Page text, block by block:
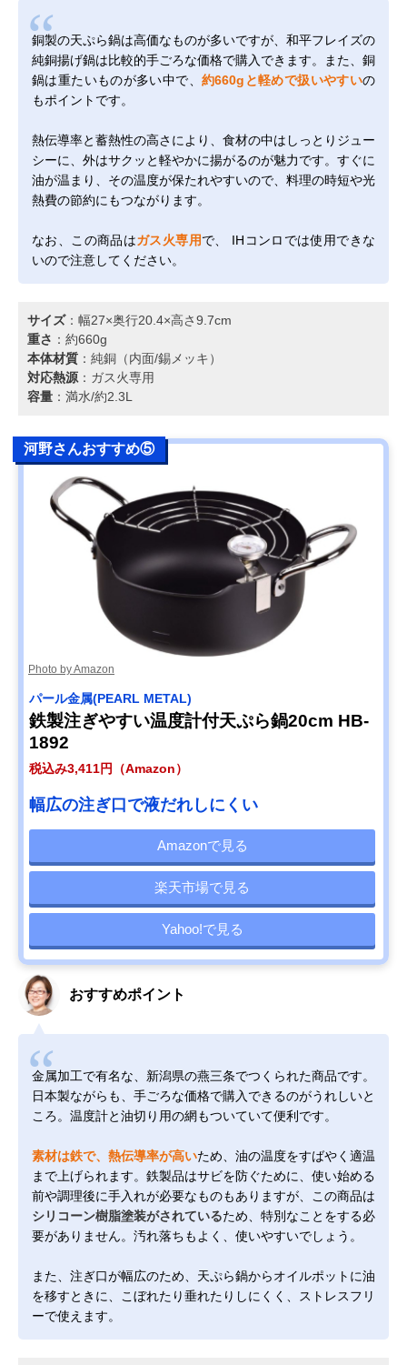
銅製の天ぷら鍋は高価なものが多いですが、和平フレイズの
純銅揚げ鍋は比較的手ごろな価格で購入できます。また、銅
鍋は重たいものが多い中で、 約660gと軽めで扱いやすいの
もポイントです。
熱伝導率と蓄熱性の高さにより、食材の中はしっとりジュー
シーに、外はサクッと軽やかに揚がるのが魅力です。すぐに
油が温まり、その温度が保たれやすいので、料理の時短や光
熱費の節約にもつながります。
なお、この商品はガス火専用で、 IHコンロでは使用できな
いので注意してください。
サイズ：幅27×奥行20.4×高さ9.7cm
重さ ：約660g
本体材質 ：純銅（内面/錫メッキ）
対応熱源 ：ガス火専用
容量 ：満水/約2.3L
河野さんおすすめ⑤
Photo by Amazon
パール金属(PEARL METAL)
鉄製注ぎやすい温度計付天ぷら鍋20cm HB-
1892
税込み3,411円（Amazon）
幅広の注ぎ口で液だれしにくい
Amazonで見る
楽天市場で見る
Yahoo!で見る
おすすめポイント
金属加工で有名な、新潟県の燕三条でつくられた商品です。
日本製ながらも、手ごろな価格で購入できるのがうれしいと
ころ。温度計と油切り用の網もついていて便利です。
素材は鉄で、熱伝導率が高いため、油の温度をすばやく適温
まで上げられます。鉄製品はサビを防ぐために、使い始める
前や調理後に手入れが必要なものもありますが、この商品は
シリコーン樹脂塗装がされているため、特別なことをする必
要がありません。汚れ落ちもよく、使いやすいでしょう。
また、注ぎ口が幅広のため、天ぷら鍋からオイルポットに油
を移すときに、こぼれたり垂れたりしにくく、ストレスフリ
ーで使えます。